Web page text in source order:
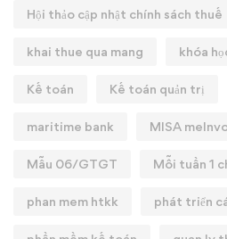
Hội thảo cập nhật chính sách thuế
khai thue qua mang khóa
Kế toán Kế toán quản trị
maritime bank MISA
Mẫu 06/GTGT Mỗi tuần 1
phan mem htkk phát triển